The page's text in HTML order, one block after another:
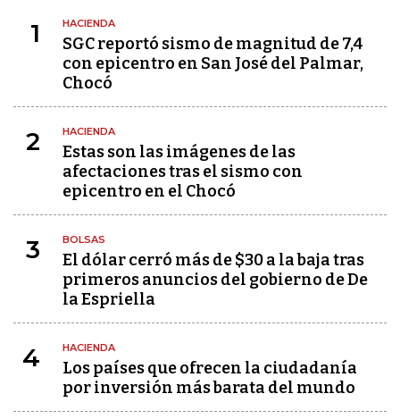
1 HACIENDA
SGC reportó sismo de magnitud de 7,4
con epicentro en San José del Palmar,
Chocó
2 HACIENDA
Estas son las imágenes de las
afectaciones tras el sismo con
epicentro en el Chocó
3 BOLSAS
El dólar cerró más de $30 a la baja tras
primeros anuncios del gobierno de De
la Espriella
4 HACIENDA
Los países que ofrecen la ciudadanía
por inversión más barata del mundo